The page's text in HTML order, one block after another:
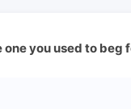
you used to